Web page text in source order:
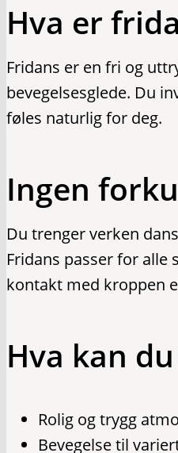
Hva er
Fridans er en fri og
bevegelsesglede. Du
føles naturlig for deg.
Ingen
Du trenger verken
Fridans passer for alle
kontakt med kroppen
Hva kan
Rolig og trygg
Bevegelse til